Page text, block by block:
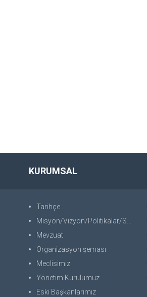
KURUMSAL
Tarihçe
Misyon/Vizyon/Politikalar/SWOT
Mevzuat
Organizasyon şeması
Meclisimiz
Yönetim Kurulumuz
Eski Başkanlarımız